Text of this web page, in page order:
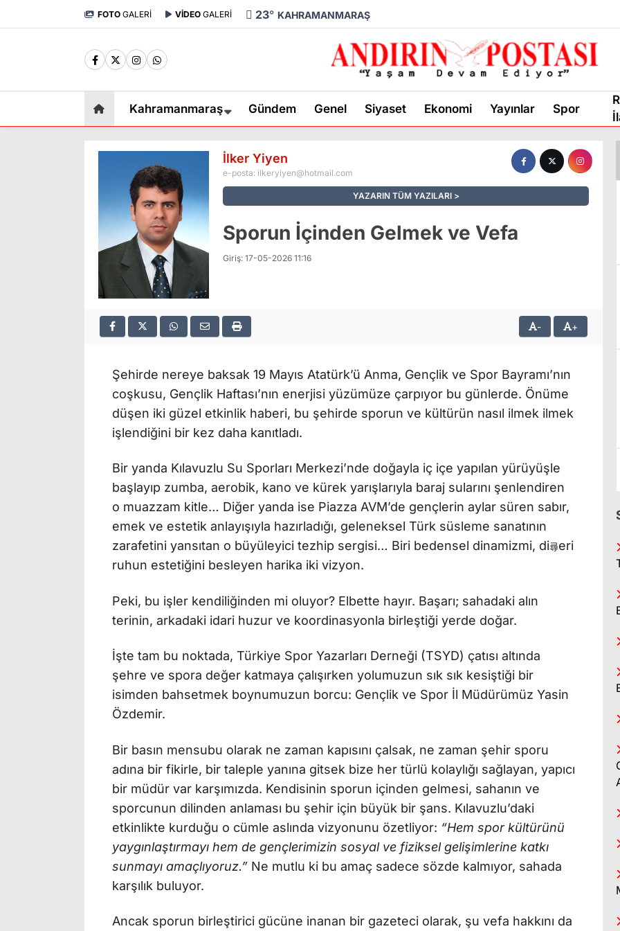
FOTO GALERİ VİDEO GALERİ 23° KAHRAMANMARAŞ
Kahramanmaraş Gündem Genel Siyaset Ekonomi Yayınlar Spor
İlker Yiyen
e-posta: ilkeryiyen@hotmail.com
YAZARIN TÜM YAZILARI
Sporun İçinden Gelmek ve Vefa
Giriş: 17-05-2026 11:16
- +
Şehirde nereye baksak 19 Mayıs Atatürk’ü Anma, Gençlik ve Spor Bayramı’nın
coşkusu, Gençlik Haftası’nın enerjisi yüzümüze çarpıyor bu günlerde. Önüme
düşen iki güzel etkinlik haberi, bu şehirde sporun ve kültürün nasıl ilmek ilmek
işlendiğini bir kez daha kanıtladı.
Bir yanda Kılavuzlu Su Sporları Merkezi’nde doğayla iç içe yapılan yürüyüşle
başlayıp zumba, aerobik, kano ve kürek yarışlarıyla baraj sularını şenlendiren
o muazzam kitle… Diğer yanda ise Piazza AVM’de gençlerin aylar süren sabır,
emek ve estetik anlayışıyla hazırladığı, geleneksel Türk süsleme sanatının
zarafetini yansıtan o büyüleyici tezhip sergisi… Biri bedensel dinamizmi, di尋eri
ruhun estetiğini besleyen harika iki vizyon.
Peki, bu işler kendiliğinden mi oluyor? Elbette hayır. Başarı; sahadaki alın
terinin, arkadaki idari huzur ve koordinasyonla birleştiği yerde doğar.
İşte tam bu noktada, Türkiye Spor Yazarları Derneği (TSYD) çatısı altında
şehre ve spora değer katmaya çalışırken yolumuzun sık sık kesiştiği bir
isimden bahsetmek boynumuzun borcu: Gençlik ve Spor İl Müdürümüz Yasin
Özdemir.
Bir basın mensubu olarak ne zaman kapısını çalsak, ne zaman şehir sporu
adına bir fikirle, bir taleple yanına gitsek bize her türlü kolaylığı sağlayan, yapıcı
bir müdür var karşımızda. Kendisinin sporun içinden gelmesi, sahanın ve
sporcunun dilinden anlaması bu şehir için büyük bir şans. Kılavuzlu’daki
etkinlikte kurduğu o cümle aslında vizyonunu özetliyor: “Hem spor kültürünü
yaygınlaştırmayı hem de gençlerimizin sosyal ve fiziksel gelişimlerine katkı
sunmayı amaçlıyoruz.” Ne mutlu ki bu amaç sadece sözde kalmıyor, sahada
karşılık buluyor.
Ancak sporun birleştirici gücüne inanan bir gazeteci olarak, şu vefa hakkını da